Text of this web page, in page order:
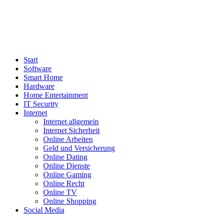
Start
Software
Smart Home
Hardware
Home Entertainment
IT Security
Internet
Internet allgemein
Internet Sicherheit
Online Arbeiten
Geld und Versicherung
Online Dating
Online Dienste
Online Gaming
Online Recht
Online TV
Online Shopping
Social Media